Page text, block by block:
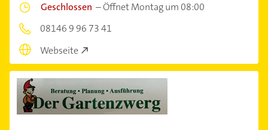
Geschlossen –Öffnet Montag um 08:00
08146 9 96 73 41
Webseite